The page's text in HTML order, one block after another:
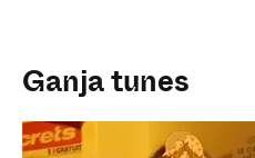
Ganja tunes